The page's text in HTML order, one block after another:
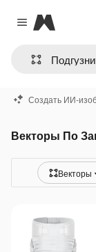
Close menu
Magnific
Создать ИИ-
Векторы По
Векторы